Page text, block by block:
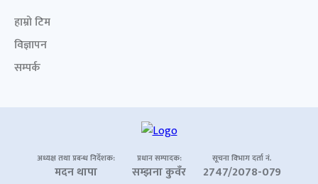
हाम्रो टिम
विज्ञापन
सम्पर्क
अध्यक्ष तथा प्रबन्ध निर्देशक:
मदन थापा
प्रधान सम्पादक:
सम्झना कुवँर
सूचना विभाग दर्ता नं.
2747/2078-079